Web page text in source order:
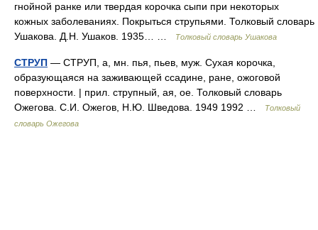
гнойной ранке или твердая корочка сыпи при некоторых
кожных заболеваниях. Покрыться струпьями. Толковый словарь
Ушакова. Д.Н. Ушаков. 1935… …
Толковый словарь Ушакова
СТРУП — СТРУП, а, мн. пья, пьев, муж. Сухая корочка,
образующаяся на заживающей ссадине, ране, ожоговой
поверхности. | прил. струпный, ая, ое. Толковый словарь
Ожегова. С.И. Ожегов, Н.Ю. Шведова. 1949 1992 …
Толковый
словарь Ожегова